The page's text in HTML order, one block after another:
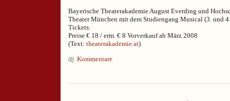
Bayerische Theaterakademie August Everding und
Theater München mit dem Studiengang Musical (3. und
Tickets:
Preise € 18 / erm. € 8 Vorverkauf ab März 2008
(Text: theaterakademie.at)
Kommentare